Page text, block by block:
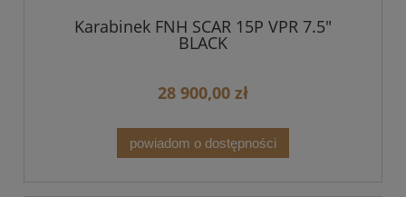
Karabinek FNH SCAR 15P VPR 7.5"
BLACK
28 900,00 zł
powiadom o dostępności